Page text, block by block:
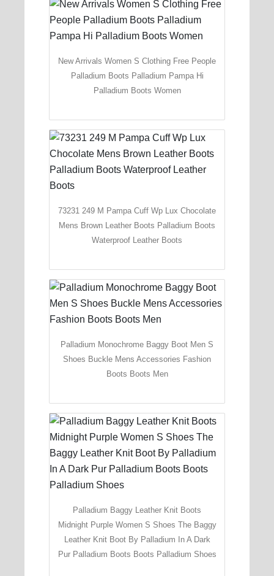
New Arrivals Women S Clothing Free People
Palladium Boots Palladium Pampa Hi
Palladium Boots Women
73231 249 M Pampa Cuff Wp Lux Chocolate
Mens Brown Leather Boots Palladium Boots
Waterproof Leather Boots
Palladium Monochrome Baggy Boot Men S
Shoes Buckle Mens Accessories Fashion
Boots Boots Men
Palladium Baggy Leather Knit Boots
Midnight Purple Women S Shoes The Baggy
Leather Knit Boot By Palladium In A Dark
Pur Palladium Boots Boots Palladium Shoes